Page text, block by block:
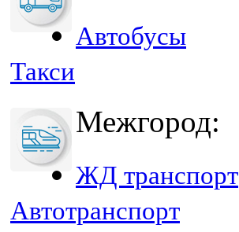
Автобусы
Такси
Межгород:
ЖД транспорт
Автотранспорт